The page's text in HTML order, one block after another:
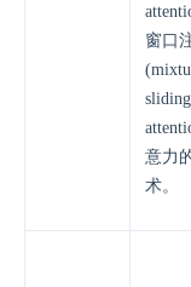
窗口
意力
术。